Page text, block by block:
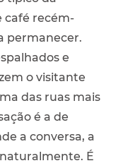
café recém-
permanecer.
e
o visitante
das ruas mais
é a de
a conversa, a
É